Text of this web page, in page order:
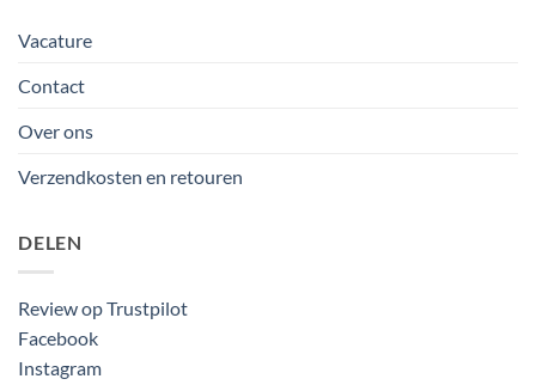
Vacature
Contact
Over ons
Verzendkosten en retouren
DELEN
Review op Trustpilot
Facebook
Instagram